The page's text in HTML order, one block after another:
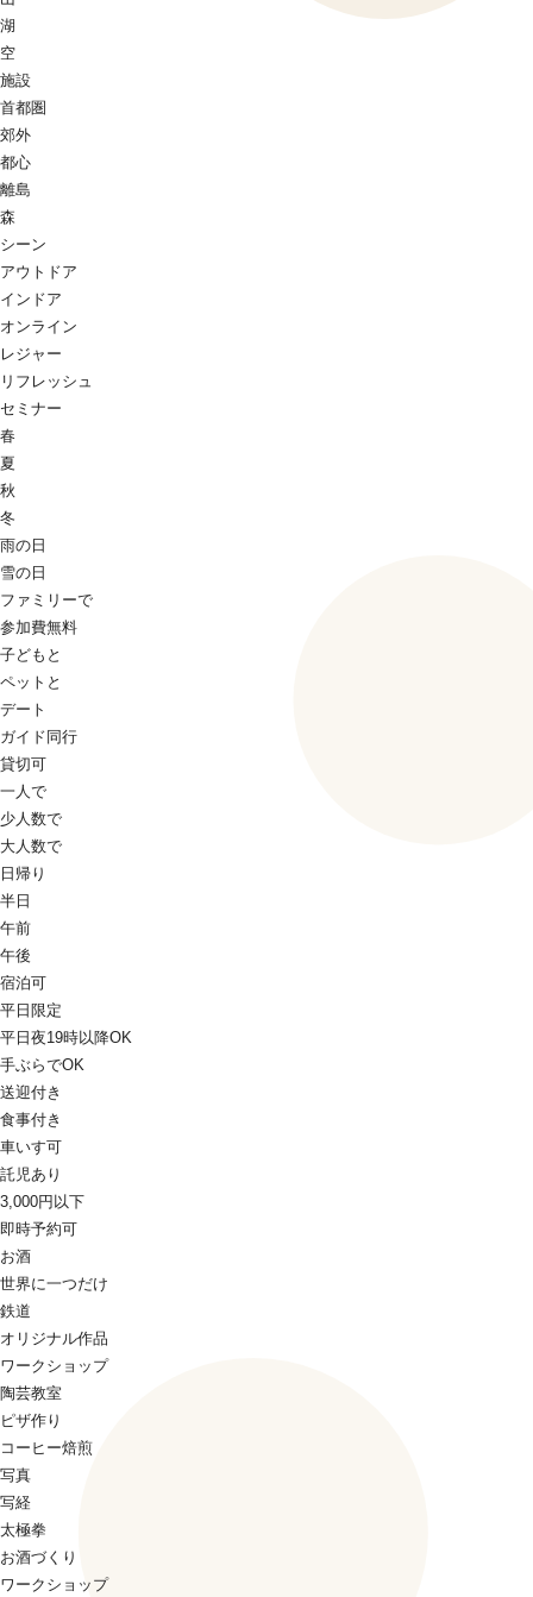
湖
空
施設
首都圏
郊外
都心
離島
森
シーン
アウトドア
インドア
オンライン
レジャー
リフレッシュ
セミナー
春
夏
秋
冬
雨の日
雪の日
ファミリーで
参加費無料
子どもと
ペットと
デート
ガイド同行
貸切可
一人で
少人数で
大人数で
日帰り
半日
午前
午後
宿泊可
平日限定
平日夜19時以降OK
手ぶらでOK
送迎付き
食事付き
車いす可
託児あり
3,000円以下
即時予約可
お酒
世界に一つだけ
鉄道
オリジナル作品
ワークショップ
陶芸教室
ピザ作り
コーヒー焙煎
写真
写経
太極拳
お酒づくり
ワークショップ